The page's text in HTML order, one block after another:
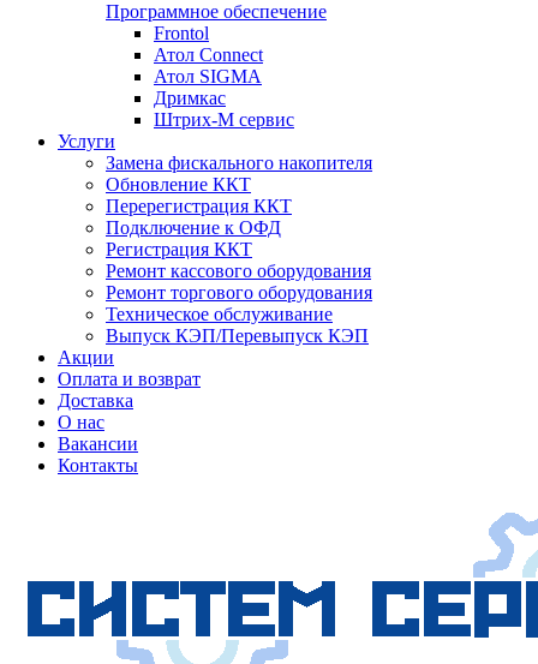
Программное обеспечение
Frontol
Атол Connect
Атол SIGMA
Дримкас
Штрих-М сервис
Услуги
Замена фискального накопителя
Обновление ККТ
Перерегистрация ККТ
Подключение к ОФД
Регистрация ККТ
Ремонт кассового оборудования
Ремонт торгового оборудования
Техническое обслуживание
Выпуск КЭП/Перевыпуск КЭП
Акции
Оплата и возврат
Доставка
О нас
Вакансии
Контакты